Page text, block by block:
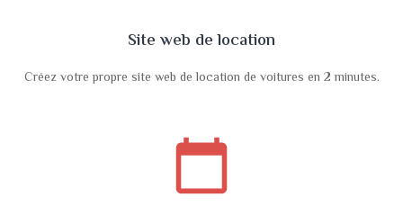
Site web de location
Créez votre propre site web de location de voitures en 2 minutes.
calendar_today